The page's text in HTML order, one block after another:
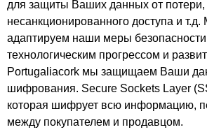
для защиты Ваших данных от
несанкционированного доступа и
адаптируем наши меры безопасности
технологическим прогрессом и
Portugaliacork мы защищаем Ваши
шифрования. Secure Sockets Layer
которая шифрует всю информацию,
между покупателем и продавцом.